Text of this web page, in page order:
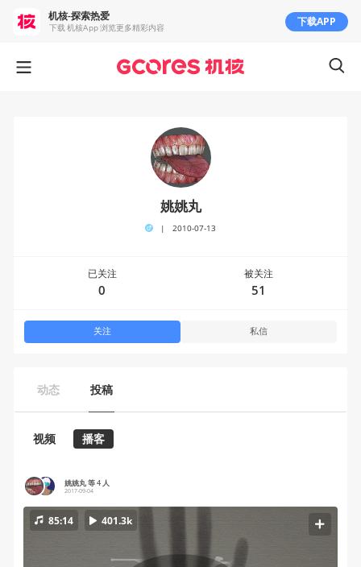
动态 投稿
视频 播客
姚姚丸 等 4 人
2017-09-04
85:14 401.3k
姚姚丸
| 2010-07-13
已关注
0
被关注
51
关注 私信
机核-探索热爱
下载 机核App 浏览更多精彩内容 下载APP